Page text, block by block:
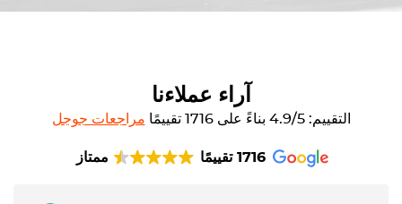
آراء عملاءنا
التقييم: 4.9/5 بناءً على 1716 تقييمًا مراجعات جوجل
ممتاز 1716 تقييمًا